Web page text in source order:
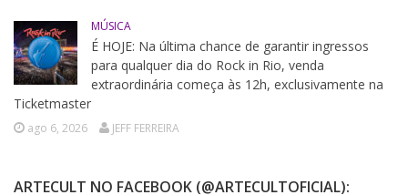
MÚSICA
É HOJE: Na última chance de garantir ingressos
para qualquer dia do Rock in Rio, venda
extraordinária começa às 12h, exclusivamente na
Ticketmaster
ago 6, 2026 JEFF FERREIRA
ARTECULT NO FACEBOOK (@ARTECULTOFICIAL):